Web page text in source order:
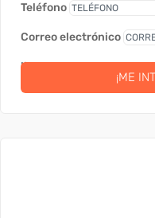
Teléfono
Correo electrónico
link
¡ME